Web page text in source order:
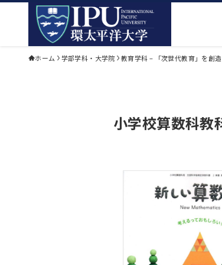
ホーム 学部学科・大学院 教育学科 – 「次世代教育」を創
小学校算数科教